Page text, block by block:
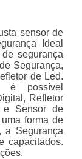
sensor de
Ideal
segurança
Segurança,
de Led.
é possível
Refletor
e Sensor de
forma de
a Segurança
capacitados.